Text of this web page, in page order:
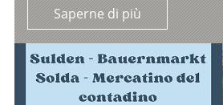
Saperne di più